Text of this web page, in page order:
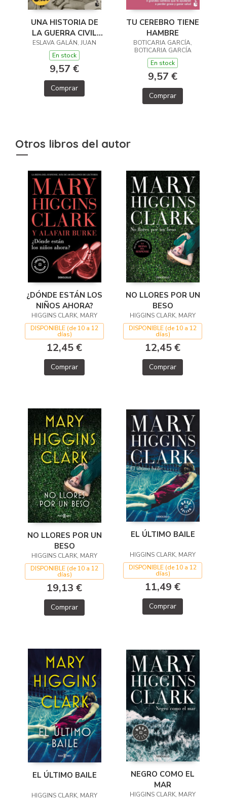
UNA HISTORIA DE
LA GUERRA CIVIL
QUE NO VA A
GUSTAR A NADIE
ESLAVA GALÁN, JUAN
En stock
9,57 €
Comprar
TU CEREBRO TIENE
HAMBRE
BOTICARIA GARCÍA,
BOTICARIA GARCÍA
En stock
9,57 €
Comprar
Otros libros del autor
¿DÓNDE ESTÁN LOS
NIÑOS AHORA?
HIGGINS CLARK, MARY
DISPONIBLE (de 10 a 12
días)
12,45 €
Comprar
NO LLORES POR UN
BESO
HIGGINS CLARK, MARY
DISPONIBLE (de 10 a 12
días)
12,45 €
Comprar
NO LLORES POR UN
BESO
HIGGINS CLARK, MARY
DISPONIBLE (de 10 a 12
días)
19,13 €
Comprar
EL ÚLTIMO BAILE
HIGGINS CLARK, MARY
DISPONIBLE (de 10 a 12
días)
11,49 €
Comprar
EL ÚLTIMO BAILE
HIGGINS CLARK, MARY
NEGRO COMO EL
MAR
HIGGINS CLARK, MARY